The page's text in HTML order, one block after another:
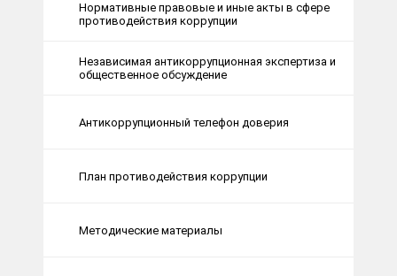
Нормативные правовые и иные акты в сфере
противодействия коррупции
Независимая антикоррупционная экспертиза и
общественное обсуждение
Антикоррупционный телефон доверия
План противодействия коррупции
Методические материалы